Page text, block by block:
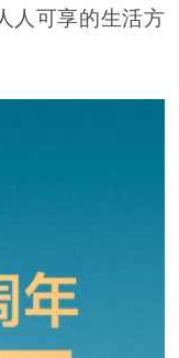
人可享的生活方